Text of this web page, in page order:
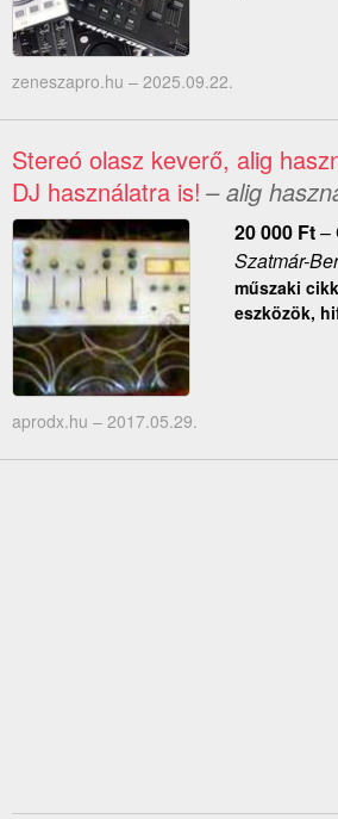
zeneszapro.hu – 2025.09.22.
Stereó olasz keverő, alig
DJ használatra is! – alig
20 000 Ft–
Szatmár-
műszaki
eszközök,
aprodx.hu – 2017.05.29.